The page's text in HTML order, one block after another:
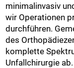
minimalinvasiv
wir Operationen
durchführen.
des
komplette
Unfallchirurgie ab.